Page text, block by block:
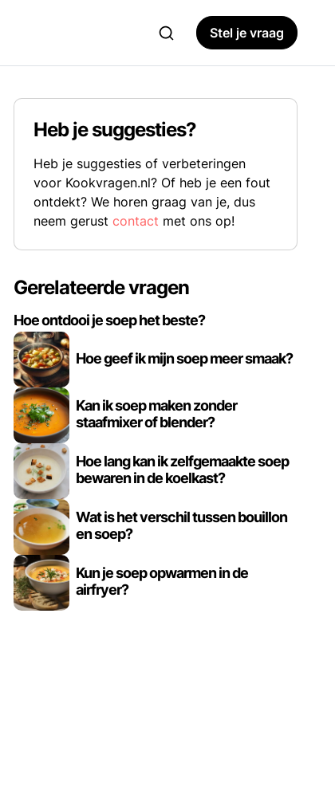
Stel je vraag
Heb je suggesties?
Heb je suggesties of verbeteringen
voor Kookvragen.nl? Of heb je een fout
ontdekt? We horen graag van je, dus
neem gerustcontact met ons op!
Gerelateerde vragen
Hoe ontdooi je soep het beste?
Hoe geef ik mijn soep meer smaak?
Kan ik soep maken zonder
staafmixer of blender?
Hoe lang kan ik zelfgemaakte soep
bewaren in de koelkast?
Wat is het verschil tussen bouillon
en soep?
Kun je soep opwarmen in de
airfryer?